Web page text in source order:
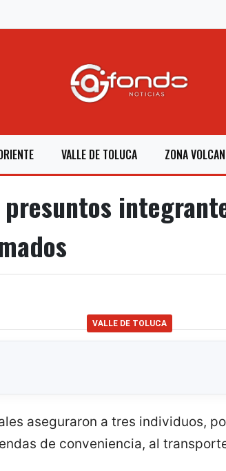
VALLE DE TOLUCA ZONA
presuntos
VALLE DE TOLUCA
aseguraron a tres individuos,
de conveniencia, al